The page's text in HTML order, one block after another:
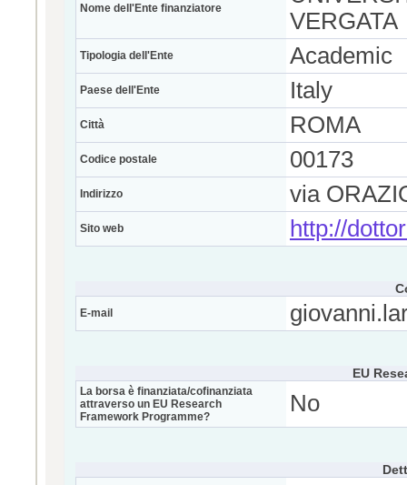
Nome dell'Ente finanziatore
VERGATA
Tipologia dell'Ente Academic
Paese dell'Ente Italy
Città ROMA
Codice postale 00173
Indirizzo via
Sito web http://
E-mail
EU
La borsa è finanziata/cofinanziata
attraverso un EU Research
Framework Programme?
No